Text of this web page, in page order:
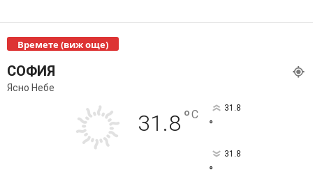
Времете (виж още)
СОФИЯ
Ясно Небе
31.8°C 31.8
°
31.8
°